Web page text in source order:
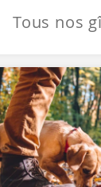
Tous nos